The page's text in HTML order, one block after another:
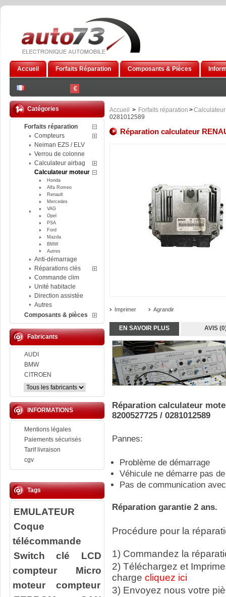
€
Accueil Forfaits Réparation Composants & Pièces
Catégories
Forfaits réparation
Compteurs
Neiman EZS / ELV
Verrou de colonne
Calculateur airbag
Calculateur moteur
Honda
Alfa Romeo
Renault
Mercedes
VAG
Opel
PSA
Ford
Mazda
BMW
Autres
Anti-démarrage
Réparations clés
Commande clim
Unité habitacle
Direction assistée
Autres
Composants & pièces
Fabricants
AUDI
BMW
CITROEN
INFORMATIONS
Mentions légales
Paiements sécurisés
Tarif livraison
cgv
Tags
EMULATEUR
Coque
télécommande
Switch clé
LCD
compteur
Micro
moteur compteur
Accueil > Forfaits réparation >
0281012589
Réparation calculateur
Imprimer Agrandir
EN SAVOIR PLUS AVIS
Réparation calculateur
8200527725 / 0281012589
Pannes:
Problème de démarrage
Véhicule ne démarre pas
Pas de communication
Réparation garantie 2 ans.
Procédure pour la
1) Commandez la
2) Téléchargez et
charge cliquez ici
3) Envoyez nous votre